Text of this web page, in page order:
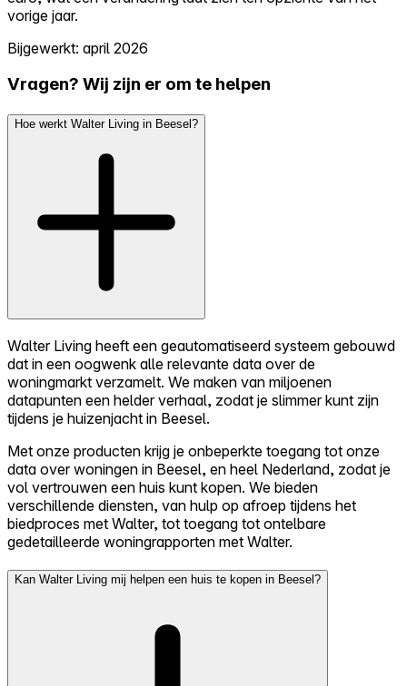
vorige jaar.
Bijgewerkt: april 2026
Vragen? Wij zijn er om te helpen
Hoe werkt Walter Living in Beesel?
Walter Living heeft een geautomatiseerd systeem gebouwd
dat in een oogwenk alle relevante data over de
woningmarkt verzamelt. We maken van miljoenen
datapunten een helder verhaal, zodat je slimmer kunt zijn
tijdens je huizenjacht in Beesel.
Met onze producten krijg je onbeperkte toegang tot onze
data over woningen in Beesel, en heel Nederland, zodat je
vol vertrouwen een huis kunt kopen. We bieden
verschillende diensten, van hulp op afroep tijdens het
biedproces met Walter, tot toegang tot ontelbare
gedetailleerde woningrapporten met Walter.
Kan Walter Living mij helpen een huis te kopen in Beesel?